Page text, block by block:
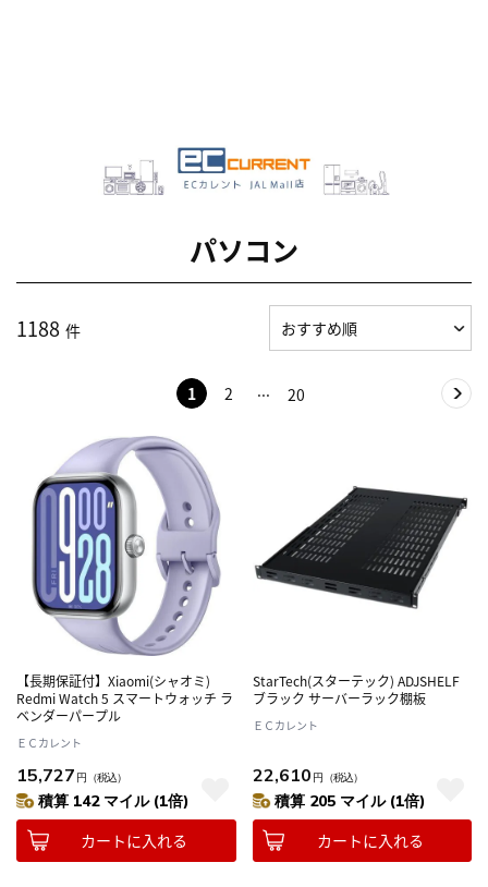
パソコン
1188 件
1 2 20
【長期保証付】Xiaomi(シャオミ)
Redmi Watch 5 スマートウォッチ ラ
ベンダーパープル
ＥＣカレント
15,727 円 （税込）
積算 142 マイル (1倍)
カートに入れる
StarTech(スターテック) ADJSHELF
ブラック サーバーラック棚板
ＥＣカレント
22,610 円 （税込）
積算 205 マイル (1倍)
カートに入れる